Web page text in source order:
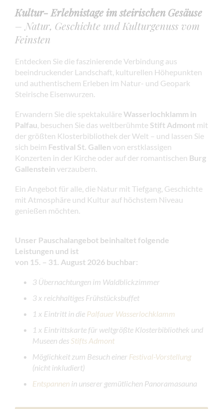
Kultur- Erlebnistage im steirischen Gesäuse
– Natur, Geschichte und Kulturgenuss vom
Feinsten
Entdecken Sie die faszinierende Verbindung aus
beeindruckender Landschaft, kulturellen Höhepunkten
und authentischem Erleben im Natur- und Geopark
Steirische Eisenwurzen.
Erwandern Sie die spektakuläreWasserlochklamm in
Palfau , besuchen Sie das weltberühmte Stift Admont mit
der größten Klosterbibliothek der Welt – und lassen Sie
sich beim Festival St. Gallen von erstklassigen
Konzerten in der Kirche oder auf der romantischen Burg
Gallenstein verzaubern.
Ein Angebot für alle, die Natur mit Tiefgang, Geschichte
mit Atmosphäre und Kultur auf höchstem Niveau
genießen möchten.
Unser Pauschalangebot beinhaltet folgende
Leistungen und ist
von 15. – 31. August 2026 buchbar:
3 Übernachtungen im Waldblickzimmer
3 x reichhaltiges Frühstücksbuffet
1 x Eintritt in die Palfauer Wasserlochklamm
1 x Eintrittskarte für weltgrößte Klosterbibliothek und
Museen des Stifts Admont
Möglichkeit zum Besuch einer Festival-Vorstellung
(nicht inkludiert)
Entspannen in unserer gemütlichen Panoramasauna